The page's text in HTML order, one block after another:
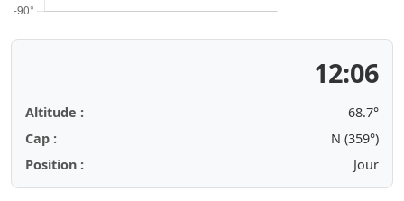
12:06
Altitude :
68.7°
Cap :
N (359°)
Position :
Jour